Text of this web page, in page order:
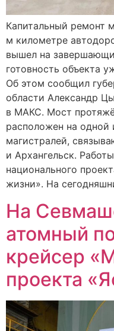
Капитальный ремонт
м километре
вышел на
готовность объекта
Об этом сообщил
области Александр
в МАКС. Мост
расположен на одной
магистралей,
и Архангельск.
национального
жизни». На
На
атомный
крейсер
проекта